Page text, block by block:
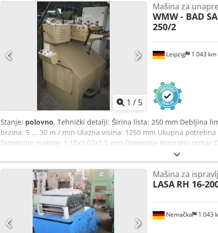
1 / 5
Leipzig 1.043 km
Mašina za
WMW - BAD
250/2
Stanje: polovno, Tehnički detalji: Širina lista: 250 mm Debljina
brzina: 5 ... 30 m / min Ulazna visina: 1250 mm Ukupna potrebna
Dimenzije mašine: 1.15x1.02x1.5 mm Dimenzije kontrolni ormar
POJASA SA HRANOM Opremu: - Bočni valjci za vođenje pojasa
uvlačenja pojasa horizontalno: 1250 mm - Tiltable: pozitivan 30°
Nemačka 1.043
Mašina za
LASA RH 16-